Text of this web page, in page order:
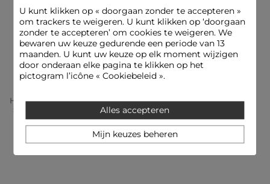
T-shirts korte mouwen T-shirts met print
Tops Tops en T-shirts
Home Kleding Vrouw
Tops En T-Shirts Vrouw
T-Shirt Met Opdruk Helder Wit Vrouw
U kunt klikken op « doorgaan zonder te accepteren»
om trackers te weigeren. U kunt klikken op ‘doorgaan
zonder te accepteren’ om cookies te weigeren. We
bewaren uw keuze gedurende een periode van 13
maanden. U kunt uw keuze op elk moment wijzigen
door onderaan elke pagina te klikken op het
pictogram l’icône « Cookiebeleid ».
Alles accepteren
Mijn keuzes beheren